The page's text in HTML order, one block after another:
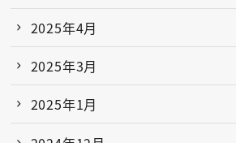
2025年4月
2025年3月
2025年1月